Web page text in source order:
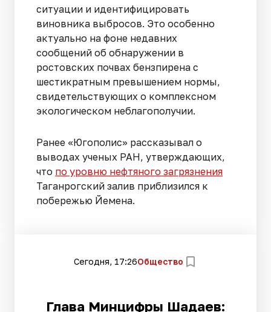
ситуации и идентифицировать
виновника выбросов. Это особенно
актуально на фоне недавних
сообщений об обнаружении в
ростовских почвах бензпирена с
шестикратным превышением нормы,
свидетельствующих о комплексном
экологическом неблагополучии.
Ранее «Югополис» рассказывал о
выводах ученых РАН, утверждающих,
что по уровню нефтяного загрязнения
Таганрогский залив приблизился к
побережью Йемена.
Сегодня, 17:26Общество
Глава Минцифры Шадаев: